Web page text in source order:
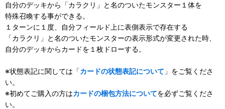
自分のデッキから「カラクリ」と名のついたモンスター１体を
特殊召喚する事ができる。
１ターンに１度、自分フィールド上に表側表示で存在する
「カラクリ」と名のついたモンスターの表示形式が変更された時、
自分のデッキからカードを１枚ドローする。
※状態表記に関しては「カードの状態表記について 」をご覧くださ
い。
※初めてご購入の方はカードの梱包方法についてを必ずご覧くださ
い。